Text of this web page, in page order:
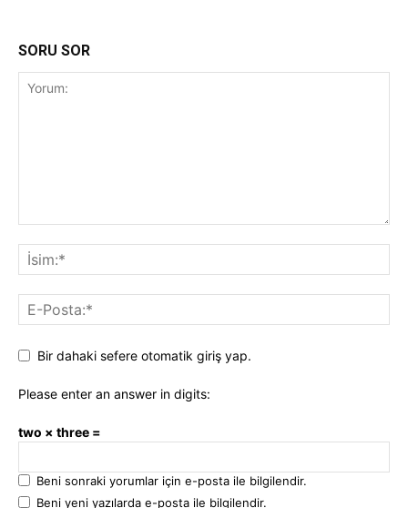
SORU SOR
Bir dahaki sefere otomatik giriş yap.
Please enter an answer in digits:
two × three =
Beni sonraki yorumlar için e-posta ile bilgilendir.
Beni yeni yazılarda e-posta ile bilgilendir.